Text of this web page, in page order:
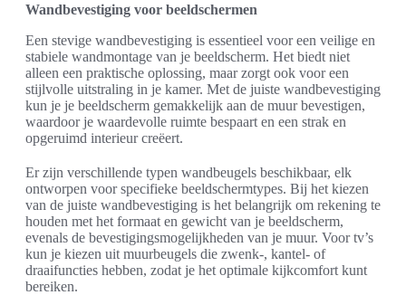
Wandbevestiging voor beeldschermen
Een stevige wandbevestiging is essentieel voor een veilige en
stabiele wandmontage van je beeldscherm. Het biedt niet
alleen een praktische oplossing, maar zorgt ook voor een
stijlvolle uitstraling in je kamer. Met de juiste wandbevestiging
kun je je beeldscherm gemakkelijk aan de muur bevestigen,
waardoor je waardevolle ruimte bespaart en een strak en
opgeruimd interieur creëert.
Er zijn verschillende typen wandbeugels beschikbaar, elk
ontworpen voor specifieke beeldschermtypes. Bij het kiezen
van de juiste wandbevestiging is het belangrijk om rekening te
houden met het formaat en gewicht van je beeldscherm,
evenals de bevestigingsmogelijkheden van je muur. Voor tv’s
kun je kiezen uit muurbeugels die zwenk-, kantel- of
draaifuncties hebben, zodat je het optimale kijkcomfort kunt
bereiken.